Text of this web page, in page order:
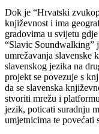
Dok je “Hrvatski
književnost i ima
gradovima u svijetu
“Slavic Soundwalking”
umrežavanja slavenske
slavenskog jezika na
projekt se povezuje s
da se slavenska
stvoriti mrežu i
jezik, poticati suradnju
umjetnicima te povećati